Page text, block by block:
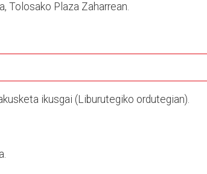
Tolosako Plaza Zaharrean.
ikusgai (Liburutegiko ordutegian).